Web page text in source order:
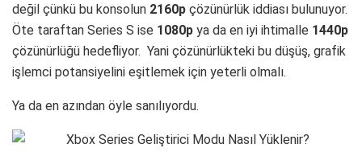
değil çünkü bu konsolun 2160p çözünürlük iddiası bulunuyor.
Öte taraftan Series S ise 1080p ya da en iyi ihtimalle 1440p
çözünürlüğü hedefliyor. Yani çözünürlükteki bu düşüş, grafik
işlemci potansiyelini eşitlemek için yeterli olmalı.
Ya da en azından öyle sanılıyordu.